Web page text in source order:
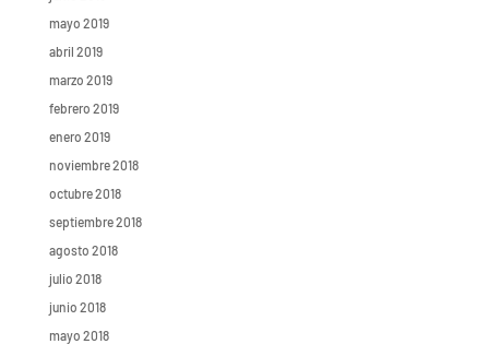
mayo 2019
abril 2019
marzo 2019
febrero 2019
enero 2019
noviembre 2018
octubre 2018
septiembre 2018
agosto 2018
julio 2018
junio 2018
mayo 2018